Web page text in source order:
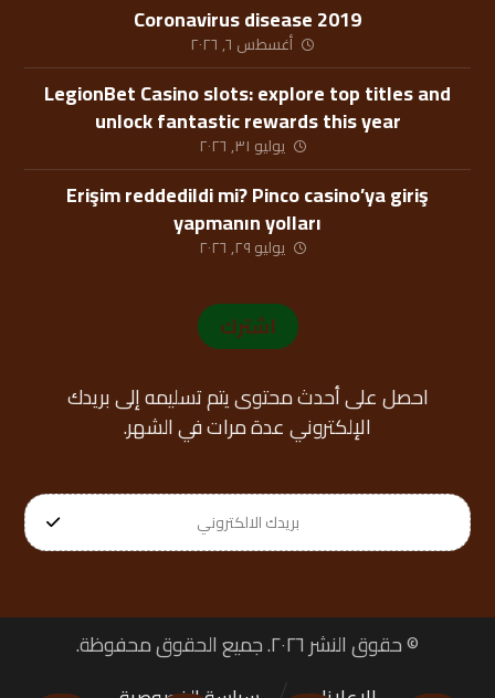
Coronavirus disease 2019
أغسطس ٦, ٢٠٢٦
LegionBet Casino slots: explore top titles and
unlock fantastic rewards this year
يوليو ٣١, ٢٠٢٦
Erişim reddedildi mi? Pinco casino’ya giriş
yapmanın yolları
يوليو ٢٩, ٢٠٢٦
اشترك
احصل على أحدث محتوى يتم تسليمه إلى بريدك
الإلكتروني عدة مرات في الشهر.
© حقوق النشر ٢٠٢٦. جميع الحقوق محفوظة.